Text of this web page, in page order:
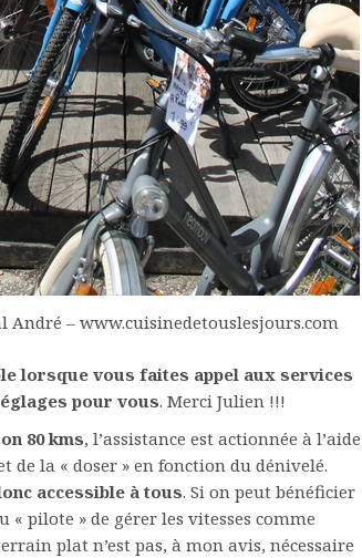
André – www.cuisinedetouslesjours.com
lorsque vous faites appel aux services
pour vous. Merci Julien !!!
80 kms, l’assistance est actionnée à l’aide
de la « doser » en fonction du dénivelé.
accessible à tous. Si on peut bénéficier
« pilote » de gérer les vitesses comme
plat n’est pas, à mon avis, nécessaire